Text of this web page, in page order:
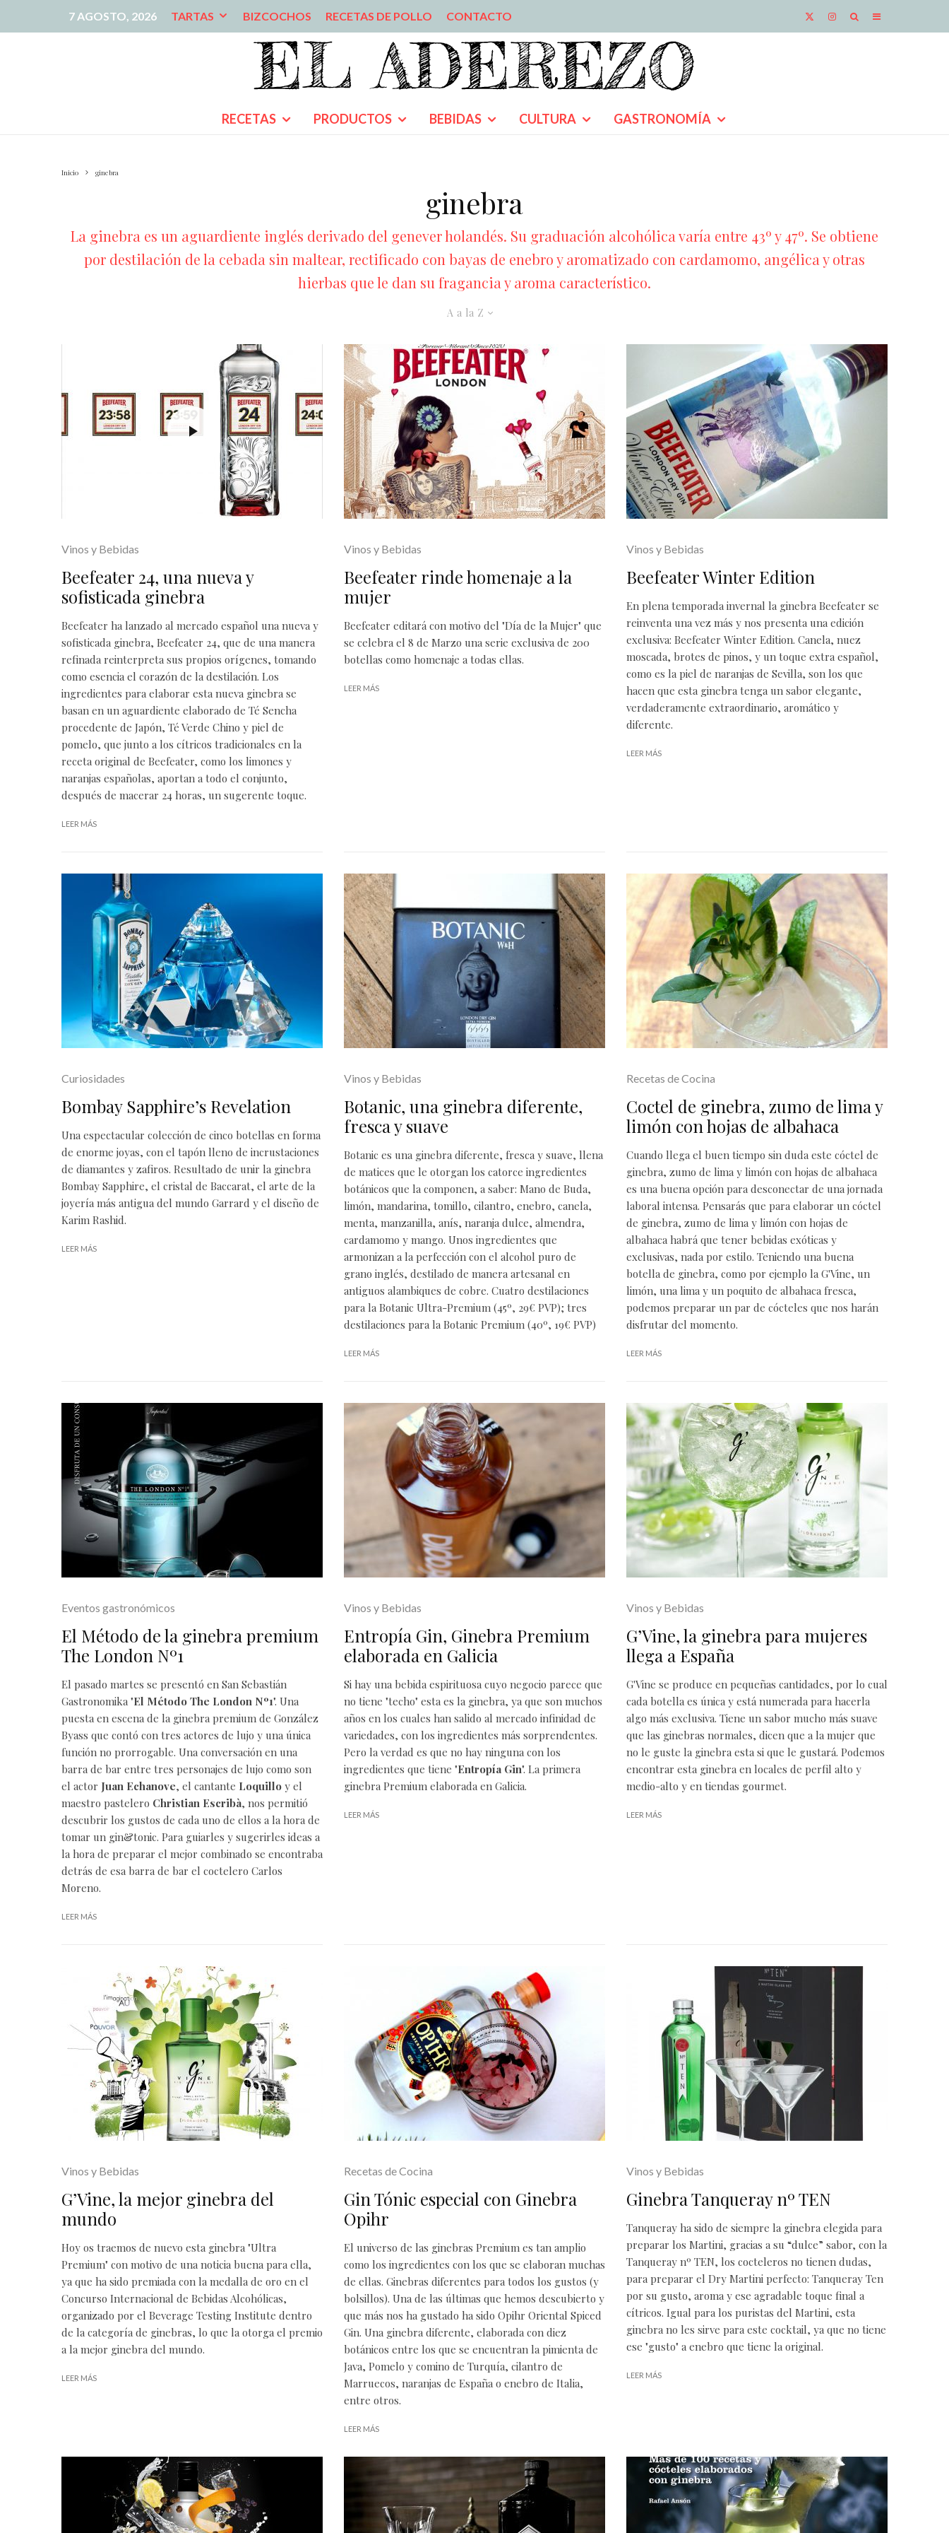
7 AGOSTO, 2026 TARTAS BIZCOCHOS RECETAS DE POLLO CONTACTO
RECETAS PRODUCTOS BEBIDAS CULTURA GASTRONOMÍA
Inicio ginebra
ginebra
La ginebra es un aguardiente inglés derivado del genever holandés. Su graduación alcohólica varía entre 43º y 47º. Se obtiene
por destilación de la cebada sin maltear, rectificado con bayas de enebro y aromatizado con cardamomo, angélica y otras
hierbas que le dan su fragancia y aroma característico.
A a la Z
Vinos y Bebidas
Beefeater 24, una nueva y
sofisticada ginebra
Beefeater ha lanzado al mercado español una nueva y
sofisticada ginebra, Beefeater 24, que de una manera
refinada reinterpreta sus propios orígenes, tomando
como esencia el corazón de la destilación. Los
ingredientes para elaborar esta nueva ginebra se
basan en un aguardiente elaborado de Té Sencha
procedente de Japón, Té Verde Chino y piel de
pomelo, que junto a los cítricos tradicionales en la
receta original de Beefeater, como los limones y
naranjas españolas, aportan a todo el conjunto,
después de macerar 24 horas, un sugerente toque.
LEER MÁS
Vinos y Bebidas
Beefeater rinde homenaje a la
mujer
Beefeater editará con motivo del "Día de la Mujer" que
se celebra el 8 de Marzo una serie exclusiva de 200
botellas como homenaje a todas ellas.
LEER MÁS
Vinos y Bebidas
Beefeater Winter Edition
En plena temporada invernal la ginebra Beefeater se
reinventa una vez más y nos presenta una edición
exclusiva: Beefeater Winter Edition. Canela, nuez
moscada, brotes de pinos, y un toque extra español,
como es la piel de naranjas de Sevilla, son los que
hacen que esta ginebra tenga un sabor elegante,
verdaderamente extraordinario, aromático y
diferente.
LEER MÁS
Curiosidades
Bombay Sapphire’s Revelation
Una espectacular colección de cinco botellas en forma
de enorme joyas, con el tapón lleno de incrustaciones
de diamantes y zafiros. Resultado de unir la ginebra
Bombay Sapphire, el cristal de Baccarat, el arte de la
joyería más antigua del mundo Garrard y el diseño de
Karim Rashid.
LEER MÁS
Vinos y Bebidas
Botanic, una ginebra diferente,
fresca y suave
Botanic es una ginebra diferente, fresca y suave, llena
de matices que le otorgan los catorce ingredientes
botánicos que la componen, a saber: Mano de Buda,
limón, mandarina, tomillo, cilantro, enebro, canela,
menta, manzanilla, anís, naranja dulce, almendra,
cardamomo y mango. Unos ingredientes que
armonizan a la perfección con el alcohol puro de
grano inglés, destilado de manera artesanal en
antiguos alambiques de cobre. Cuatro destilaciones
para la Botanic Ultra-Premium (45º, 29€ PVP); tres
destilaciones para la Botanic Premium (40º, 19€ PVP)
LEER MÁS
Recetas de Cocina
Coctel de ginebra, zumo de lima y
limón con hojas de albahaca
Cuando llega el buen tiempo sin duda este cóctel de
ginebra, zumo de lima y limón con hojas de albahaca
es una buena opción para desconectar de una jornada
laboral intensa. Pensarás que para elaborar un cóctel
de ginebra, zumo de lima y limón con hojas de
albahaca habrá que tener bebidas exóticas y
exclusivas, nada por estilo. Teniendo una buena
botella de ginebra, como por ejemplo la G'Vine, un
limón, una lima y un poquito de albahaca fresca,
podemos preparar un par de cócteles que nos harán
disfrutar del momento.
LEER MÁS
Eventos gastronómicos
El Método de la ginebra premium
The London Nº1
El pasado martes se presentó en San Sebastián
Gastronomika "El Método The London Nº1". Una
puesta en escena de la ginebra premium de González
Byass que contó con tres actores de lujo y una única
función no prorrogable. Una conversación en una
barra de bar entre tres personajes de lujo como son
el actor Juan Echanove, el cantante Loquillo y el
maestro pastelero Christian Escribà, nos permitió
descubrir los gustos de cada uno de ellos a la hora de
tomar un gin&tonic. Para guiarles y sugerirles ideas a
la hora de preparar el mejor combinado se encontraba
detrás de esa barra de bar el coctelero Carlos
Moreno.
LEER MÁS
Vinos y Bebidas
Entropía Gin, Ginebra Premium
elaborada en Galicia
Si hay una bebida espirituosa cuyo negocio parece que
no tiene "techo" esta es la ginebra, ya que son muchos
años en los cuales han salido al mercado infinidad de
variedades, con los ingredientes más sorprendentes.
Pero la verdad es que no hay ninguna con los
ingredientes que tiene "Entropía Gin". La primera
ginebra Premium elaborada en Galicia.
LEER MÁS
Vinos y Bebidas
G’Vine, la ginebra para mujeres
llega a España
G'Vine se produce en pequeñas cantidades, por lo cual
cada botella es única y está numerada para hacerla
algo más exclusiva. Tiene un sabor mucho más suave
que las ginebras normales, dicen que a la mujer que
no le guste la ginebra esta si que le gustará. Podemos
encontrar esta ginebra en locales de perfil alto y
medio-alto y en tiendas gourmet.
LEER MÁS
Vinos y Bebidas
G’Vine, la mejor ginebra del
mundo
Hoy os traemos de nuevo esta ginebra "Ultra
Premium" con motivo de una noticia buena para ella,
ya que ha sido premiada con la medalla de oro en el
Concurso Internacional de Bebidas Alcohólicas,
organizado por el Beverage Testing Institute dentro
de la categoría de ginebras, lo que la otorga el premio
a la mejor ginebra del mundo.
LEER MÁS
Recetas de Cocina
Gin Tónic especial con Ginebra
Opihr
El universo de las ginebras Premium es tan amplio
como los ingredientes con los que se elaboran muchas
de ellas. Ginebras diferentes para todos los gustos (y
bolsillos). Una de las últimas que hemos descubierto y
que más nos ha gustado ha sido Opihr Oriental Spiced
Gin. Una ginebra diferente, elaborada con diez
botánicos entre los que se encuentran la pimienta de
Java, Pomelo y comino de Turquía, cilantro de
Marruecos, naranjas de España o enebro de Italia,
entre otros.
LEER MÁS
Vinos y Bebidas
Ginebra Tanqueray nº TEN
Tanqueray ha sido de siempre la ginebra elegida para
preparar los Martini, gracias a su “dulce” sabor, con la
Tanqueray nº TEN, los cocteleros no tienen dudas,
para preparar el Dry Martini perfecto: Tanqueray Ten
por su gusto, aroma y ese agradable toque final a
cítricos. Igual para los puristas del Martini, esta
ginebra no les sirve para este cocktail, ya que no tiene
ese "gusto" a enebro que tiene la original.
LEER MÁS